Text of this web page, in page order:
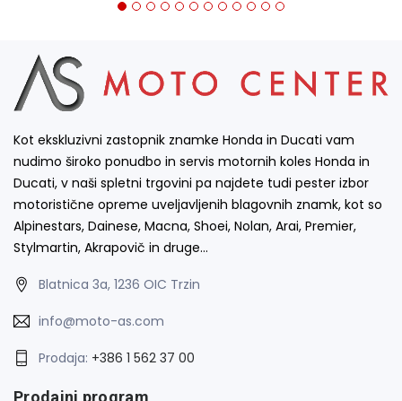
Kot ekskluzivni zastopnik znamke Honda in Ducati vam
nudimo široko ponudbo in servis motornih koles Honda in
Ducati, v naši spletni trgovini pa najdete tudi pester izbor
motoristične opreme uveljavljenih blagovnih znamk, kot so
Alpinestars, Dainese, Macna, Shoei, Nolan, Arai, Premier,
Stylmartin, Akrapovič in druge…
Blatnica 3a, 1236 OIC Trzin
info@moto-as.com
Prodaja: +386 1 562 37 00
Prodajni program